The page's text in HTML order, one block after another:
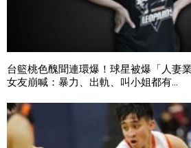
台籃桃色醜聞連環爆！球星被爆「人妻
女友崩喊：暴力、出軌、叫小姐都有...